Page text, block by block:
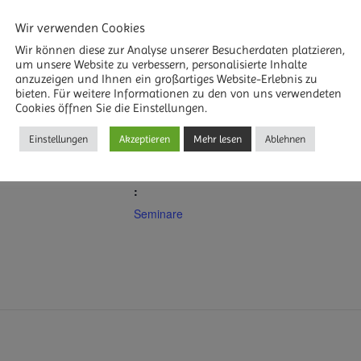
HINZUFÜGEN
DETAILS
Datum:
15. Mai 2022
:
Seminare
Wir verwenden Cookies
Wir können diese zur Analyse unserer Besucherdaten platzieren,
um unsere Website zu verbessern, personalisierte Inhalte
anzuzeigen und Ihnen ein großartiges Website-Erlebnis zu
bieten. Für weitere Informationen zu den von uns verwendeten
Cookies öffnen Sie die Einstellungen.
Einstellungen Akzeptieren Mehr lesen Ablehnen